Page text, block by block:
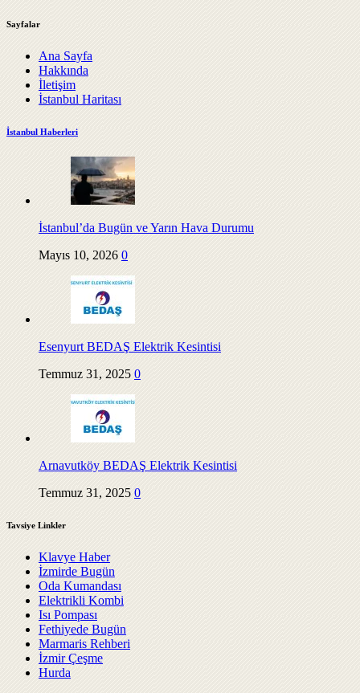
Sayfalar
Ana Sayfa
Hakkında
İletişim
İstanbul Haritası
İstanbul Haberleri
İstanbul’da Bugün ve Yarın Hava Durumu
Mayıs 10, 2026 0
Esenyurt BEDAŞ Elektrik Kesintisi
Temmuz 31, 2025 0
Arnavutköy BEDAŞ Elektrik Kesintisi
Temmuz 31, 2025 0
Tavsiye Linkler
Klavye Haber
İzmirde Bugün
Oda Kumandası
Elektrikli Kombi
Isı Pompası
Fethiyede Bugün
Marmaris Rehberi
İzmir Çeşme
Hurda